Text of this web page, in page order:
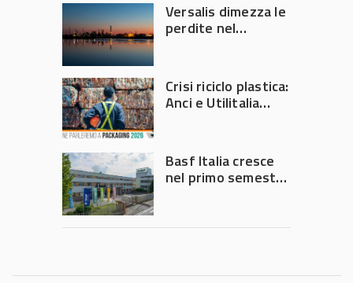
Versalis dimezza le
perdite nel
Crisi riciclo plastica:
Anci e Utilitalia
Governo
Basf Italia cresce
nel primo semestre